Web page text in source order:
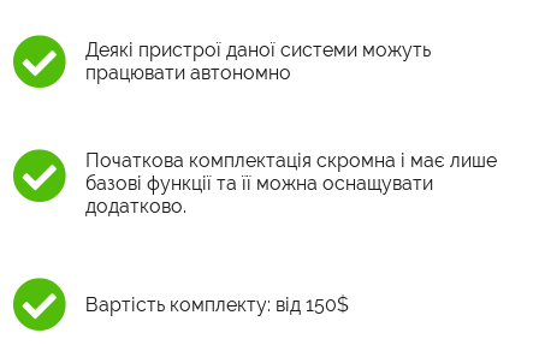
Деякі пристрої даної системи можуть
працювати автономно
Початкова комплектація скромна і має лише
базові функції та її можна оснащувати
додатково.
Вартість комплекту: від 150$